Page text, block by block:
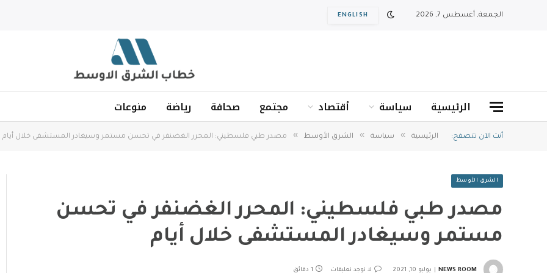
الجمعة, أغسطس 7, 2026 ENGLISH
الرئيسية سياسة أقتصاد مجتمع صحافة رياضة منوعات
أنت الآن تتصفح: الرئيسية » سياسة » الشرق الأوسط » مصدر طبي فلسطيني: المحرر الغضنفر في تحسن مستمر وسيغادر المستشفى خلال أيام
الشرق الأوسط
مصدر طبي فلسطيني: المحرر الغضنفر في تحسن
مستمر وسيغادر المستشفى خلال أيام
NEWS ROOM يوليو 10, 2021 لا توجد تعليقات 1 دقائق